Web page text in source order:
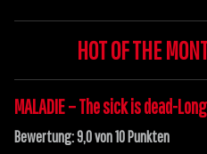
HOT OF THE
MALADIE – The sick is dead-
Bewertung: 9,0 von 10 Punkten